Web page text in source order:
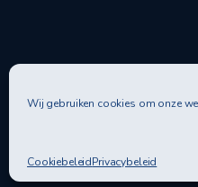
Wij gebruiken cookies om onze
CookiebeleidPrivacybeleid